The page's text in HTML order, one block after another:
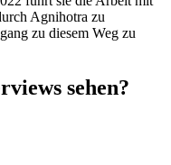
Agnihotra zu
zu diesem Weg zu
sehen?